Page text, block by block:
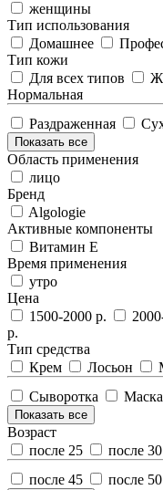
женщины
Тип использования
Домашнее
Тип кожи
Для всех типов
Нормальная
Раздраженная
Показать все
Область применения
лицо
Бренд
Algologie
Активные компоненты
Витамин Е
Время применения
утро
Цена
1500-2000 р.
р.
Тип средства
Крем
Лосьон
Сыворотка
Маска
Показать все
Возраст
после 25
после 30
после 45
после 50